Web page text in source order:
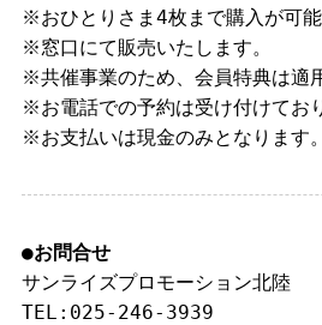
※おひとりさま4枚まで購入が可能
※窓口にて販売いたします。
※共催事業のため、会員特典は適
※お電話での予約は受け付けてお
※お支払いは現金のみとなります。
●お問合せ
サンライズプロモーション北陸
TEL:025-246-3939